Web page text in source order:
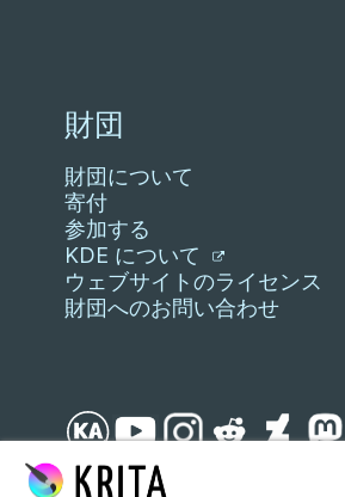
財団
財団について
寄付
参加する
KDE について
ウェブサイトのライセンス
財団へのお問い合わせ